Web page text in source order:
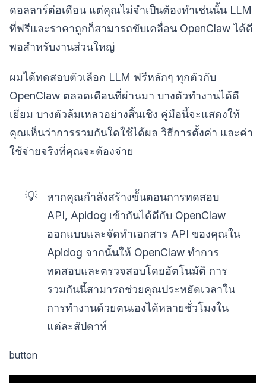
ดอลลาร์ต่อเดือน แต่คุณไม่จำเป็นต้องทำเช่นนั้น LLM
ที่ฟรีและราคาถูกก็สามารถขับเคลื่อน OpenClaw ได้ดี
พอสำหรับงานส่วนใหญ่
ผมได้ทดสอบตัวเลือก LLM ฟรีหลักๆ ทุกตัวกับ
OpenClaw ตลอดเดือนที่ผ่านมา บางตัวทำงานได้ดี
เยี่ยม บางตัวล้มเหลวอย่างสิ้นเชิง คู่มือนี้จะแสดงให้
คุณเห็นว่าการรวมกันใดใช้ได้ผล วิธีการตั้งค่า และค่า
ใช้จ่ายจริงที่คุณจะต้องจ่าย
💡
หากคุณกำลังสร้างขั้นตอนการทดสอบ
API, Apidog เข้ากันได้ดีกับ OpenClaw
ออกแบบและจัดทำเอกสาร API ของคุณใน
Apidog จากนั้นให้ OpenClaw ทำการ
ทดสอบและตรวจสอบโดยอัตโนมัติ การ
รวมกันนี้สามารถช่วยคุณประหยัดเวลาใน
การทำงานด้วยตนเองได้หลายชั่วโมงใน
แต่ละสัปดาห์
button